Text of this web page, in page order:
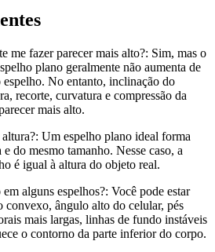
me fazer parecer mais alto?: Sim, mas o
plano geralmente não aumenta de
No entanto, inclinação do
recorte, curvatura e compressão da
mais alto.
Um espelho plano ideal forma
do mesmo tamanho. Nesse caso, a
é igual à altura do objeto real.
alguns espelhos?: Você pode estar
convexo, ângulo alto do celular, pés
mais largas, linhas de fundo instáveis
o contorno da parte inferior do corpo.